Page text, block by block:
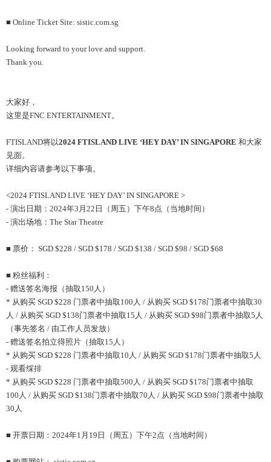
■ Online Ticket Site: sistic.com.sg
Looking forward to your love and support.
Thank you.
大家好，
这里是FNC ENTERTAINMENT。
FTISLAND将以2024 FTISLAND LIVE ‘HEY DAY’ IN SINGAPORE 和大家
见面。
详细内容请参考以下事项。
<2024 FTISLAND LIVE ‘HEY DAY’ IN SINGAPORE >
- 演出日期：2024年3月22日（周五）下午8点（当地时间）
- 演出场地：The Star Theatre
■ 票价： SGD $228 / SGD $178 / SGD $138 / SGD $98 / SGD $68
■ 粉丝福利：
- 赠送签名海报（抽取150人）
* 从购买 SGD $228 门票者中抽取100人 / 从购买 SGD $178门票者中抽取30
人 / 从购买 SGD $138门票者中抽取15人 / 从购买 SGD $98门票者中抽取5人
（事先签名 / 由工作人员发放）
- 赠送签名拍立得照片（抽取15人）
* 从购买 SGD $228 门票者中抽取10人 / 从购买 SGD $178门票者中抽取5人
- 观看䌽排
* 从购买 SGD $228 门票者中抽取500人 / 从购买 SGD $178门票者中抽取
100人 / 从购买 SGD $138门票者中抽取70人 / 从购买 SGD $98门票者中抽取
30人
■ 开票日期：2024年1月19日（周五）下午2点（当地时间）